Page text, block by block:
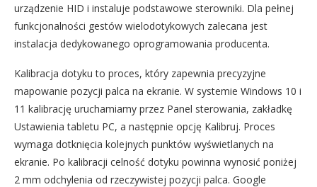
urządzenie HID i instaluje podstawowe sterowniki. Dla pełnej
funkcjonalności gestów wielodotykowych zalecana jest
instalacja dedykowanego oprogramowania producenta.
Kalibracja dotyku to proces, który zapewnia precyzyjne
mapowanie pozycji palca na ekranie. W systemie Windows 10 i
11 kalibrację uruchamiamy przez Panel sterowania, zakładkę
Ustawienia tabletu PC, a następnie opcję Kalibruj. Proces
wymaga dotknięcia kolejnych punktów wyświetlanych na
ekranie. Po kalibracji celność dotyku powinna wynosić poniżej
2 mm odchylenia od rzeczywistej pozycji palca. Google